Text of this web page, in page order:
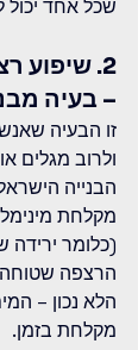
שכל אחד יכול
2. שיפוע
– בעיה
זו הבעיה
ולרוב מגלים
הבנייה
הרצפה שטוחה
הלא נכון –
מקלחת בזמן.